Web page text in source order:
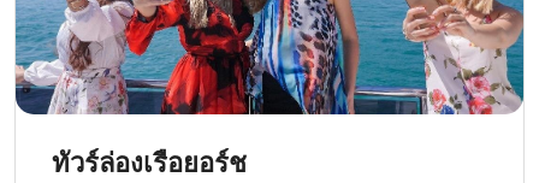
ทัวร์ล่องเรือยอร์ช